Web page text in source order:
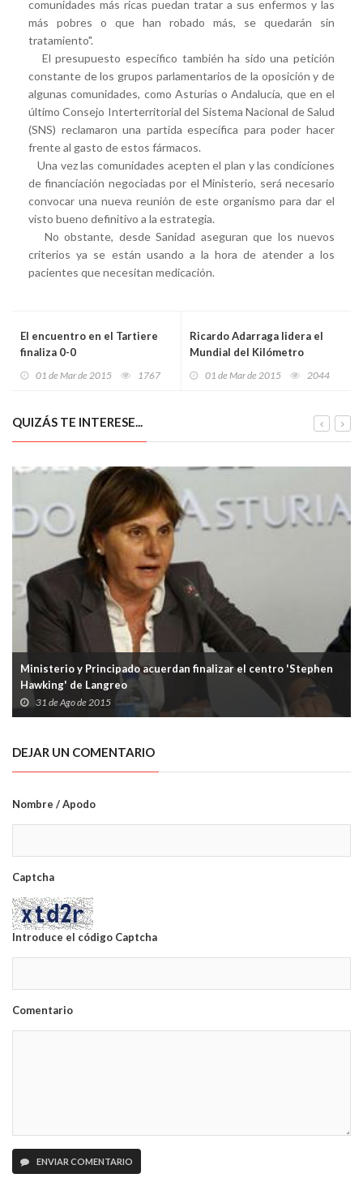
comunidades más ricas puedan tratar a sus enfermos y las
más pobres o que han robado más, se quedarán sin
tratamiento".
El presupuesto específico también ha sido una petición
constante de los grupos parlamentarios de la oposición y de
algunas comunidades, como Asturias o Andalucía, que en el
último Consejo Interterritorial del Sistema Nacional de Salud
(SNS) reclamaron una partida específica para poder hacer
frente al gasto de estos fármacos.
Una vez las comunidades acepten el plan y las condiciones
de financiación negociadas por el Ministerio, será necesario
convocar una nueva reunión de este organismo para dar el
visto bueno definitivo a la estrategia.
No obstante, desde Sanidad aseguran que los nuevos
criterios ya se están usando a la hora de atender a los
pacientes que necesitan medicación.
El encuentro en el Tartiere
finaliza 0-0
01 de Mar de 2015 1767
Ricardo Adarraga lidera el
Mundial del Kilómetro
01 de Mar de 2015 2044
QUIZÁS TE INTERESE...
Ministerio y Principado acuerdan finalizar el centro 'Stephen
Hawking' de Langreo
31 de Ago de 2015
DEJAR UN COMENTARIO
Nombre / Apodo
Captcha
Introduce el código Captcha
Comentario
ENVIAR COMENTARIO